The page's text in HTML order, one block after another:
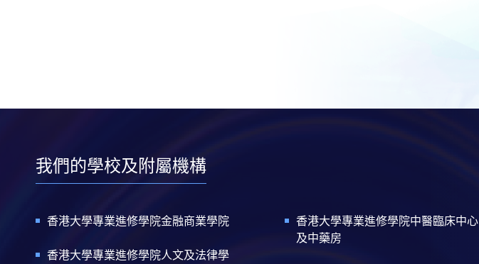
我們的學校及附屬機構
香港大學專業進修學院金融商業學院
香港大學專業進修學院人文及法律學
香港大學專業進修學院中醫臨床中心
及中藥房